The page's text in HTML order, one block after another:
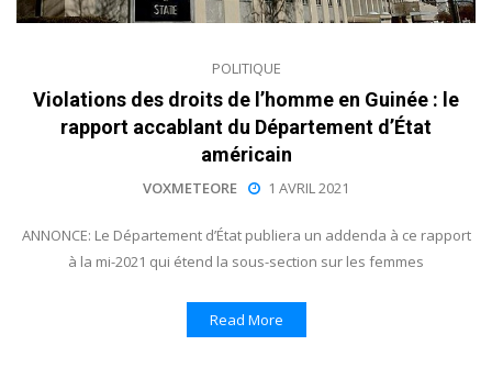
POLITIQUE
Violations des droits de l’homme en Guinée : le
rapport accablant du Département d’État
américain
VOXMETEORE 1 AVRIL 2021
ANNONCE: Le Département d’État publiera un addenda à ce rapport
à la mi-2021 qui étend la sous-section sur les femmes
Read More